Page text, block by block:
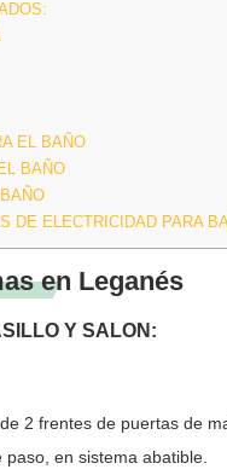
EL BAÑO
BAÑO
DE ELECTRICIDAD PARA
en Leganés
Y SALON:
2 frentes de puertas de
en sistema abatible.